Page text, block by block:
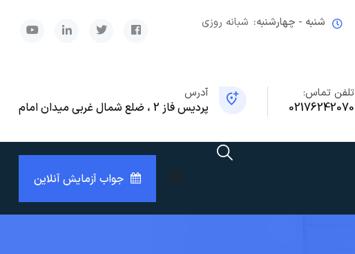
شنبه - چهارشنبه:شبانه روزی
تلفن تماس:
02176242070
آدرس
پردیس فاز 2 ، ضلع شمال غربی میدان امام
جواب آزمایش آنلاین